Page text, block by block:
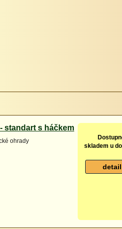
standart s háčkem
ohrady
skladem u